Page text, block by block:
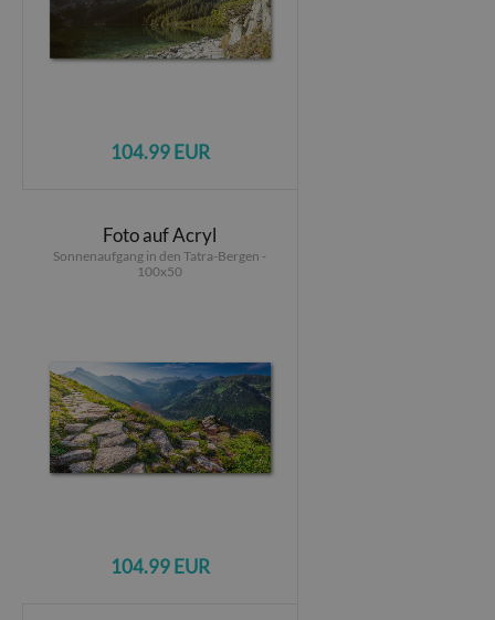
104.99 EUR
Foto auf Acryl
Sonnenaufgang in den Tatra-Bergen -
100x50
104.99 EUR